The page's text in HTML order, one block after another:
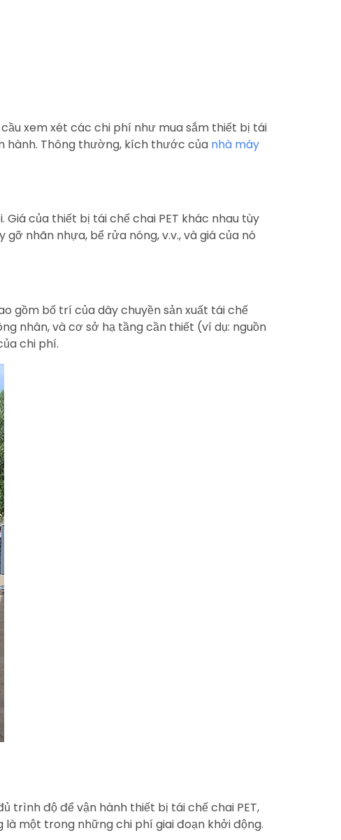
xem xét các chi phí như mua sắm thiết bị tái
hành. Thông thường, kích thước của nhà máy
Giá của thiết bị tái chế chai PET khác nhau tùy
nhãn nhựa, bể rửa nóng, v.v., và giá của nó
gồm bố trí của dây chuyền sản xuất tái chế
nhân, và cơ sở hạ tầng cần thiết (ví dụ: nguồn
chi phí.
trình độ để vận hành thiết bị tái chế chai PET,
một trong những chi phí giai đoạn khởi động.